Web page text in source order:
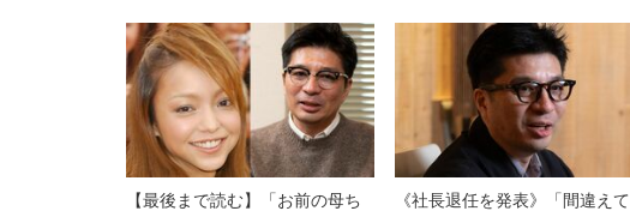
【最後まで読む】「お前の母ち
《社長退任を発表》「間違えて